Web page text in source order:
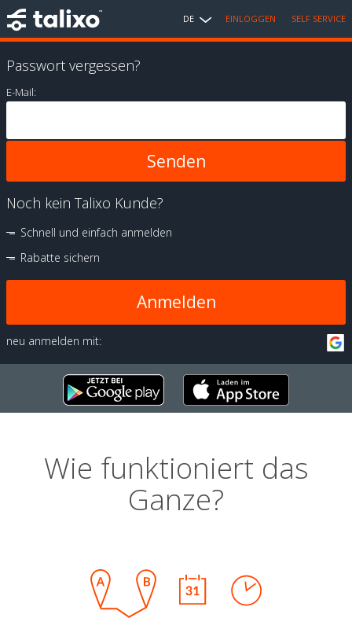
DE EINLOGGEN SELF SERVICE
Passwort vergessen?
E-Mail:
Noch kein Talixo Kunde?
Schnell und einfach anmelden
Rabatte sichern
Anmelden
neu anmelden mit:
Wie funktioniert das
Ganze?